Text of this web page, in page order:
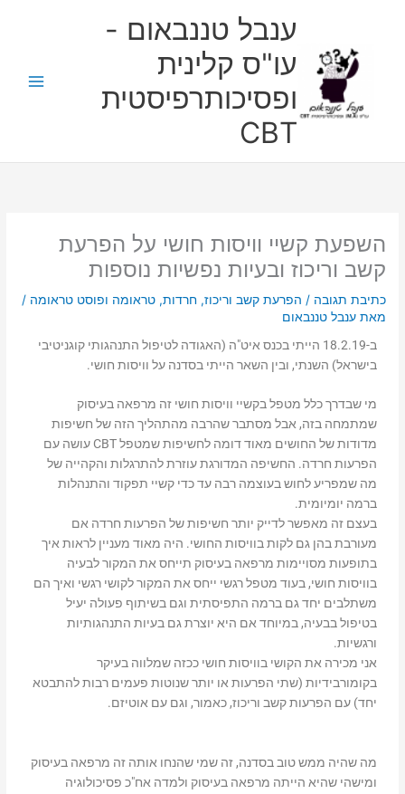
ענבל טננבאום -
עו"ס קלינית
ופסיכותרפיסטית
CBT
השפעת קשיי וויסות חושי על הפרעת
קשב וריכוז ובעיות נפשיות נוספות
כתיבת תגובה / הפרעת קשב וריכוז,חרדות,טראומה ופוסט טראומה /
מאתענבל טננבאום
ב-18.2.19 הייתי בכנס איט"ה (האגודה לטיפול התנהגותי קוגניטיבי
בישראל) השנתי, ובין השאר הייתי בסדנה על וויסות חושי.
מי שבדרך כלל מטפל בקשיי וויסות חושי זה מרפאה בעיסוק
שמתמחה בזה, אבל מסתבר שהרבה מהתהליך הזה של חשיפות
מדודות של החושים מאוד דומה לחשיפות שמטפל CBT עושה עם
הפרעות חרדה. החשיפה המדורגת עוזרת להתרגלות והקהייה של
מה שמפריע לחוש בעוצמה רבה עד כדי קשיי תפקוד והתנהלות
ברמה יומיומית.
בעצם זה מאפשר לדייק יותר חשיפות של הפרעות חרדה אם
מעורבת בהן גם לקות בוויסות החושי. היה מאוד מעניין לראות איך
בתופעות מסויימות מרפאה בעיסוק תייחס את המקור לבעיה
בוויסות חושי, בעוד מטפל רגשי ייחס את המקור לקושי רגשי ואיך הם
משתלבים יחד גם ברמה התפיסתית וגם בשיתוף פעולה יעיל
בטיפול בבעיה, במיוחד אם היא יוצרת גם בעיות התנהגותיות
ורגשיות.
אני מכירה את הקושי בוויסות חושי ככזה שמלווה בעיקר
בקומורבידיות (שתי הפרעות או יותר שנוטות פעמים רבות להתבטא
יחד) עם הפרעות קשב וריכוז, כאמור, וגם עם אוטיזם.
מה שהיה ממש טוב בסדנה, זה שמי שהנחו אותה זה מרפאה בעיסוק
ומישהי שהיא הייתה מרפאה בעיסוק ולמדה אח"כ פסיכולוגיה